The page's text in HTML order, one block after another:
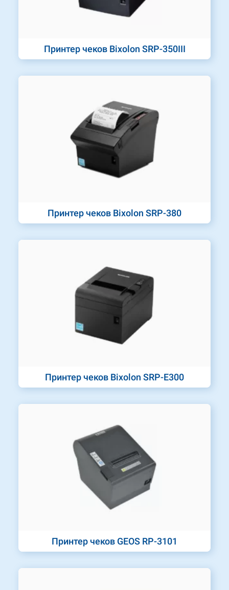
Принтер чеков Bixolon SRP-350III
Принтер чеков Bixolon SRP-380
Принтер чеков Bixolon SRP-E300
Принтер чеков GEOS RP-3101